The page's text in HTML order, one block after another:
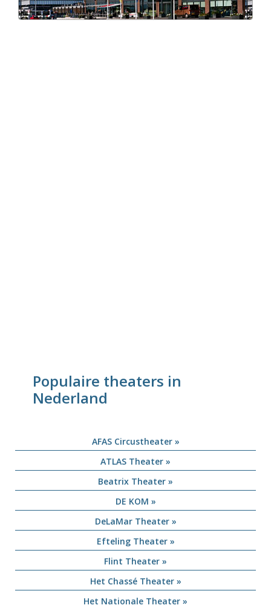
Populaire theaters in
Nederland
AFAS Circustheater »
ATLAS Theater »
Beatrix Theater »
DE KOM »
DeLaMar Theater »
Efteling Theater »
Flint Theater »
Het Chassé Theater »
Het Nationale Theater »